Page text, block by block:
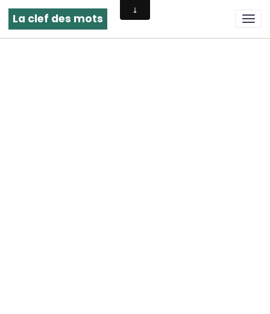
La clef des mots